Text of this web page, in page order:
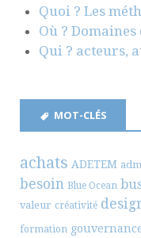
Quoi ? Les
Où ?
Qui ? acteurs,
MOT-CLÉS
achats ADETEM
besoin Blue Ocean
valeur créativité
formation